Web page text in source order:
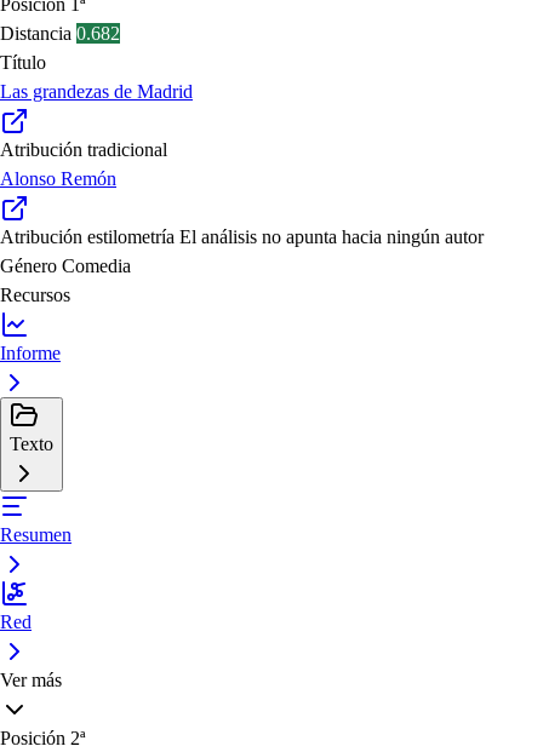
Posición 1ª
Distancia 0.682
Título
Las grandezas de Madrid
Atribución tradicional
Alonso Remón
Atribución estilometría El análisis no apunta hacia ningún autor
Género Comedia
Recursos
Informe
Texto
Resumen
Red
Ver más
Posición 2ª